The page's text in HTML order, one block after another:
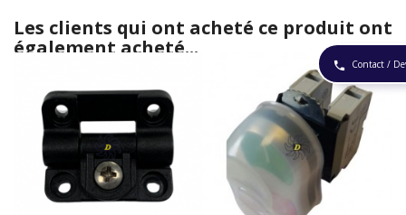
phone Contact /
Les clients qui ont acheté ce produit ont
également acheté...